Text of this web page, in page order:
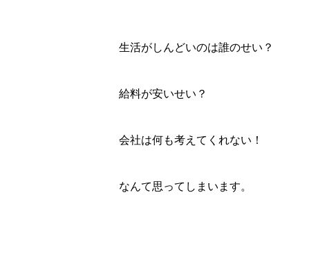
生活がしんどいのは誰のせい？
給料が安いせい？
会社は何も考えてくれない！
なんて思ってしまいます。